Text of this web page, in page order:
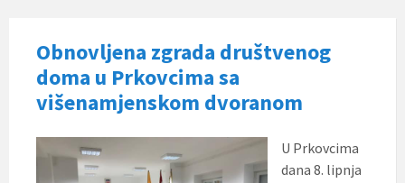
Obnovljena zgrada društvenog
doma u Prkovcima sa
višenamjenskom dvoranom
U Prkovcima
dana 8. lipnja